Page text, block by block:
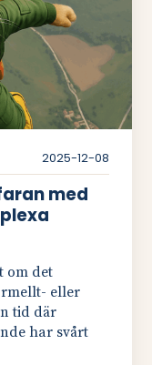
2025-12-08
med
om det
eller
tid där
har svårt